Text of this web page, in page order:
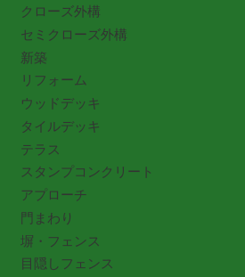
クローズ外構
セミクローズ外構
新築
リフォーム
ウッドデッキ
タイルデッキ
テラス
スタンプコンクリート
アプローチ
門まわり
塀・フェンス
目隠しフェンス